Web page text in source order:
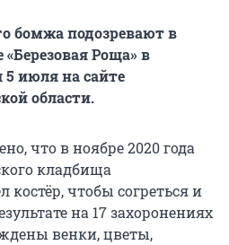
бомжа подозревают в
Роща» в
5 июля на сайте
области.
что в ноябре 2020 года
кладбища
костёр, чтобы согреться и
на 17 захоронениях
венки, цветы,